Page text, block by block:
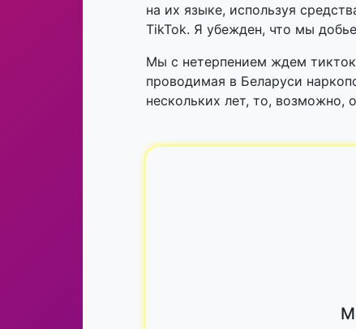
на их языке, используя
TikTok. Я убежден, что мы
Мы с нетерпением ждем
проводимая в Беларуси
нескольких лет, то, возможно,